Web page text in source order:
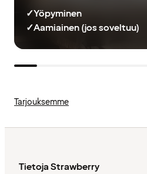
✓Yöpyminen
✓Aamiainen (jos soveltuu)
Tarjouksemme
Tietoja Strawberry